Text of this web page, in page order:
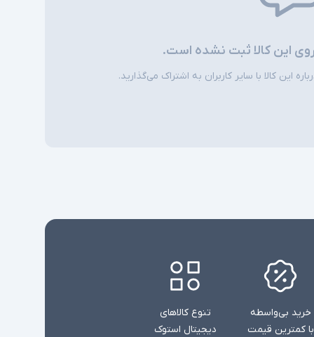
این کالا ثبت نشده است.
این کالا با سایر کاربران به اشتراک می‌گذارید.
خرید بی‌واسطه
با کمترین قیمت
تنوع کالاهای
دیجیتال استوک